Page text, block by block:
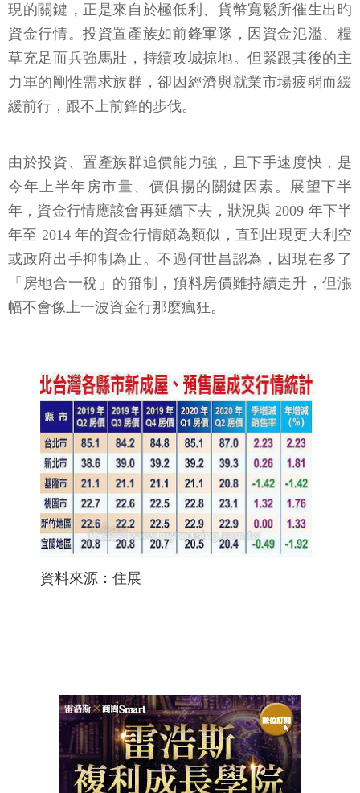
現的關鍵，正是來自於極低利、貨幣寬鬆所催生出旳
資金行情。投資置產族如前鋒軍隊，因資金氾濫、糧
草充足而兵強馬壯，持續攻城掠地。但緊跟其後的主
力軍的剛性需求族群，卻因經濟與就業市場疲弱而緩
緩前行，跟不上前鋒的步伐。
由於投資、置產族群追價能力強，且下手速度快，是
今年上半年房市量、價俱揚的關鍵因素。展望下半
年，資金行情應該會再延續下去，狀況與 2009 年下半
年至 2014 年的資金行情頗為類似，直到出現更大利空
或政府出手抑制為止。不過何世昌認為，因現在多了
「房地合一稅」的箝制，預料房價雖持續走升，但漲
幅不會像上一波資金行那麼瘋狂。
資料來源：住展